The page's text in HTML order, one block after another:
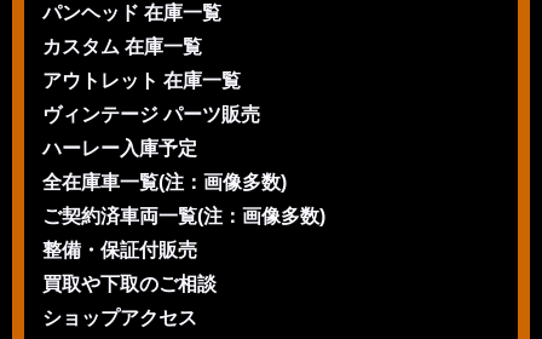
パンヘッド 在庫一覧
カスタム 在庫一覧
アウトレット 在庫一覧
ヴィンテージ パーツ販売
ハーレー入庫予定
全在庫車一覧(注：画像多数)
ご契約済車両一覧(注：画像多数)
整備・保証付販売
買取や下取のご相談
ショップアクセス